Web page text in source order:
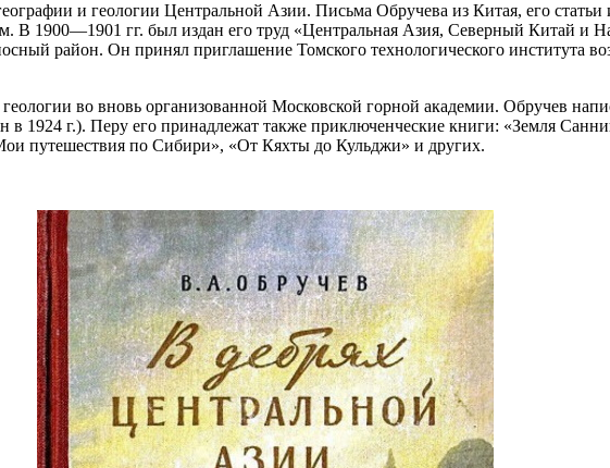
и геологии Центральной Азии. Письма Обручева из Китая, его статьи
В 1900—1901 гг. был издан его труд «Центральная Азия, Северный Китай и
район. Он принял приглашение Томского технологического института
во вновь организованной Московской горной академии. Обручев
1924 г.). Перу его принадлежат также приключенческие книги: «Земля
путешествия по Сибири», «От Кяхты до Кульджи» и других.